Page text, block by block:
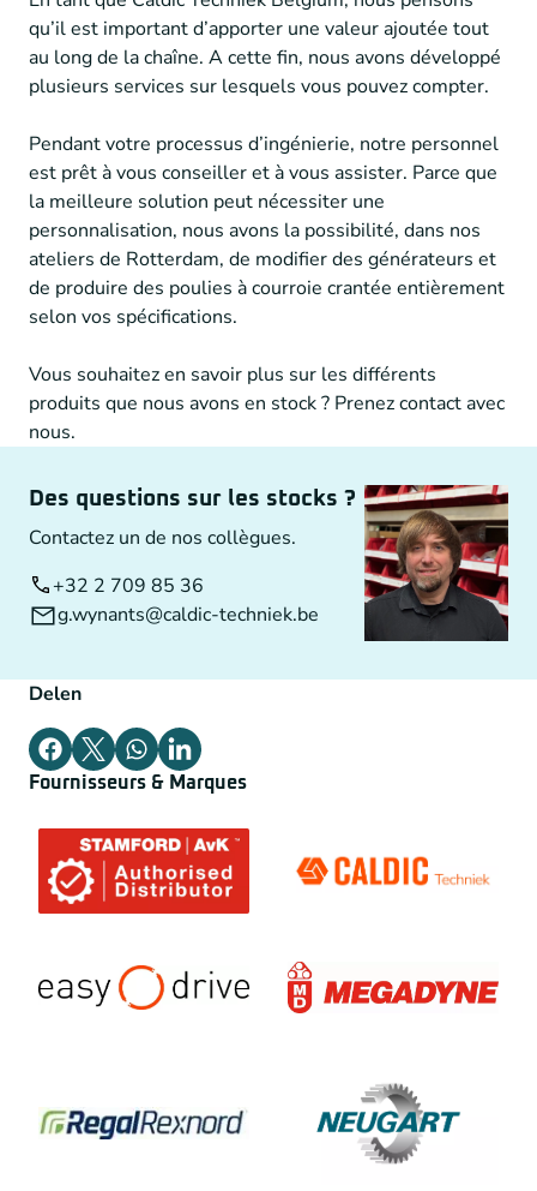
qu’il est important d’apporter une valeur ajoutée tout
au long de la chaîne. A cette fin, nous avons développé
plusieurs services sur lesquels vous pouvez compter.
Pendant votre processus d’ingénierie, notre personnel
est prêt à vous conseiller et à vous assister. Parce que
la meilleure solution peut nécessiter une
personnalisation, nous avons la possibilité, dans nos
ateliers de Rotterdam, de modifier des générateurs et
de produire des poulies à courroie crantée entièrement
selon vos spécifications.
Vous souhaitez en savoir plus sur les différents
produits que nous avons en stock ? Prenez contact avec
nous.
Des questions sur les stocks ?
Contactez un de nos collègues.
+32 2 709 85 36
g.wynants@caldic-techniek.be
Delen
Fournisseurs & Marques